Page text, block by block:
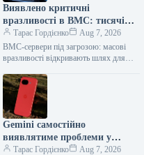
Виявлено критичні
вразливості в BMC: тисячі
серверів під загрозою зламу
Тарас Гордієнко
Aug 7, 2026
BMC-сервери під загрозою: масові
вразливості відкривають шлях для
компанії runZero виявили численні
критичні вразливості в компонентах…
Gemini самостійно
виявлятиме проблеми у
налаштуваннях вашого Pixel
Тарас Гордієнко Aug 7, 2026